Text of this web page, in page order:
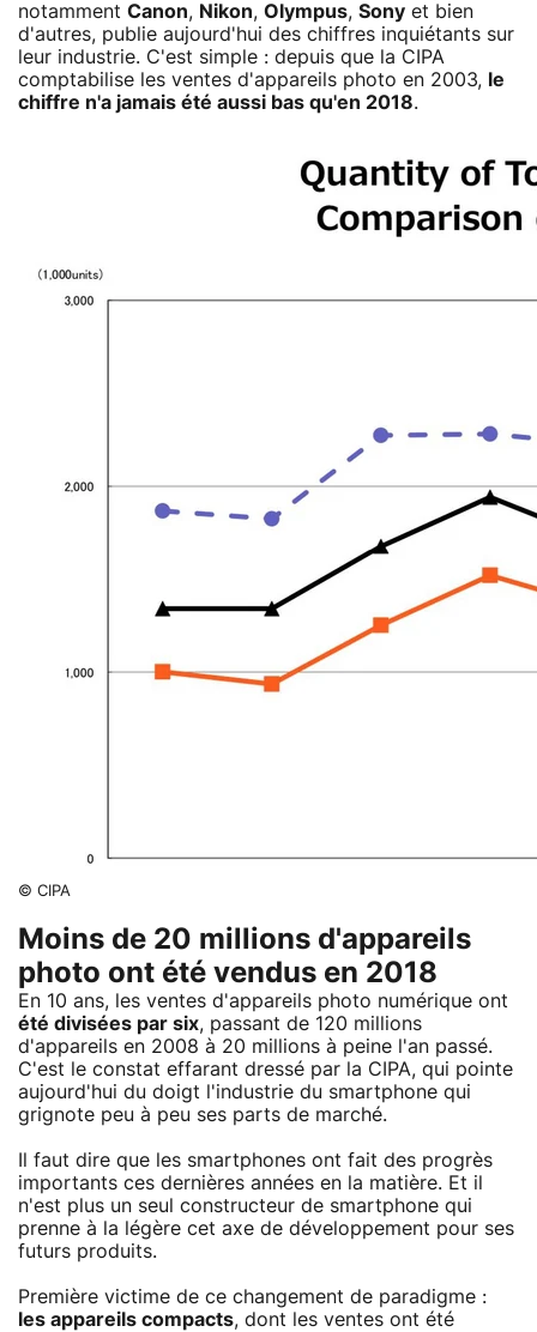
notamment Canon, Nikon, Olympus, Sony et bien
d'autres, publie aujourd'hui des chiffres inquiétants sur
leur industrie. C'est simple : depuis que la CIPA
comptabilise les ventes d'appareils photo en 2003, le
chiffre n'a jamais été aussi bas qu'en 2018.
© CIPA
Moins de 20 millions d'appareils
photo ont été vendus en 2018
En 10 ans, les ventes d'appareils photo numérique ont
été divisées par six, passant de 120 millions
d'appareils en 2008 à 20 millions à peine l'an passé.
C'est le constat effarant dressé par la CIPA, qui pointe
aujourd'hui du doigt l'industrie du smartphone qui
grignote peu à peu ses parts de marché.
Il faut dire que les smartphones ont fait des progrès
importants ces dernières années en la matière. Et il
n'est plus un seul constructeur de smartphone qui
prenne à la légère cet axe de développement pour ses
futurs produits.
Première victime de ce changement de paradigme :
les appareils compacts, dont les ventes ont été